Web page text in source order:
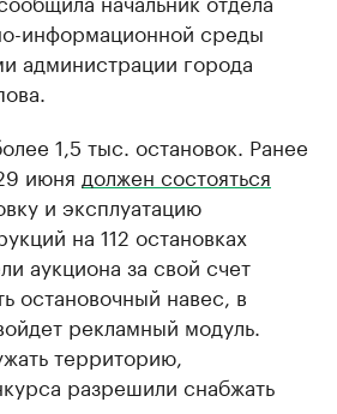
информационной среды
администрации города
1,5 тыс. остановок. Ранее
июня должен состояться
и эксплуатацию
на 112 остановках
аукциона за свой счет
остановочный навес, в
рекламный модуль.
территорию,
разрешили снабжать